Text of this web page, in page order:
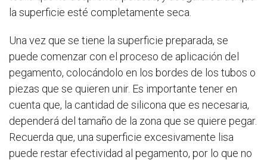
la superficie esté completamente seca.
Una vez que se tiene la superficie preparada, se
puede comenzar con el proceso de aplicación del
pegamento, colocándolo en los bordes de los tubos o
piezas que se quieren unir. Es importante tener en
cuenta que, la cantidad de silicona que es necesaria,
dependerá del tamaño de la zona que se quiere pegar.
Recuerda que, una superficie excesivamente lisa
puede restar efectividad al pegamento, por lo que no